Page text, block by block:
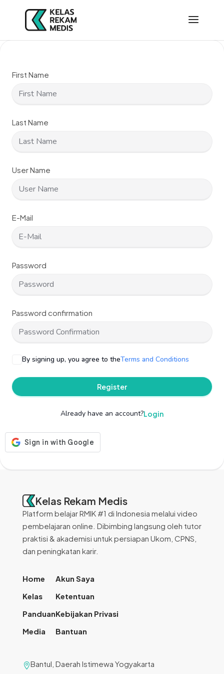
First Name
Last Name
User Name
E-Mail
Password
Password confirmation
By signing up, you agree to theTerms and Conditions
Register
Already have an account?Login
Kelas Rekam Medis
Platform belajar RMIK #1 di Indonesia melalui video
pembelajaran online. Dibimbing langsung oleh tutor
praktisi & akademisi untuk persiapan Ukom, CPNS,
dan peningkatan karir.
Home
Kelas
Panduan
Media
Akun Saya
Ketentuan
Kebijakan Privasi
Bantuan
Bantul, Daerah Istimewa Yogyakarta